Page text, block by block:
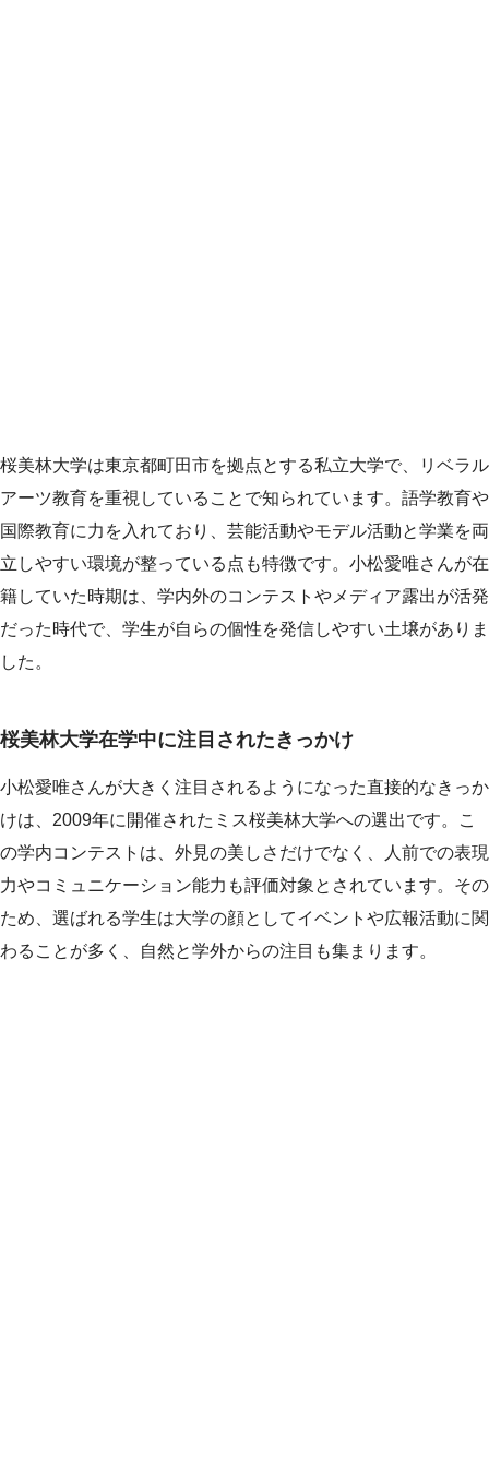
桜美林大学は東京都町田市を拠点とする私立大学で、リベラル
アーツ教育を重視していることで知られています。語学教育や
国際教育に力を入れており、芸能活動やモデル活動と学業を両
立しやすい環境が整っている点も特徴です。小松愛唯さんが在
籍していた時期は、学内外のコンテストやメディア露出が活発
だった時代で、学生が自らの個性を発信しやすい土壌がありま
した。
桜美林大学在学中に注目されたきっかけ
小松愛唯さんが大きく注目されるようになった直接的なきっか
けは、2009年に開催されたミス桜美林大学への選出です。こ
の学内コンテストは、外見の美しさだけでなく、人前での表現
力やコミュニケーション能力も評価対象とされています。その
ため、選ばれる学生は大学の顔としてイベントや広報活動に関
わることが多く、自然と学外からの注目も集まります。